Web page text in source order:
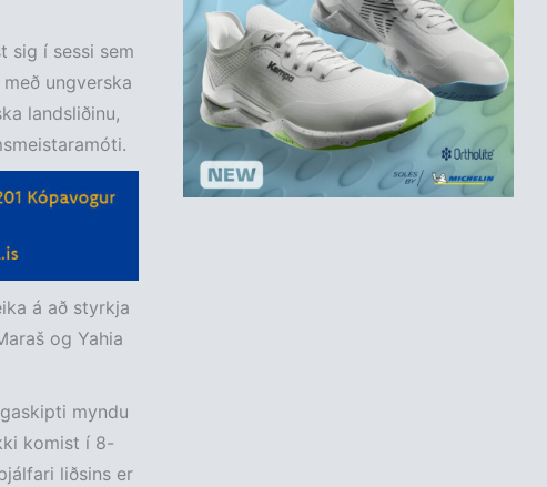
sig í sessi sem
ungverska
landsliðinu,
á að styrkja
og Yahia
myndu
komist í 8-
liðsins er